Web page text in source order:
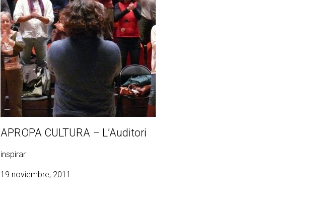
APROPA CULTURA – L’Auditori
inspirar
19 noviembre, 2011